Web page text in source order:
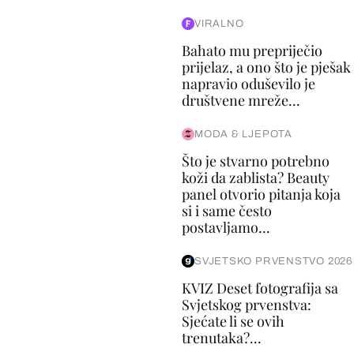
VIRALNO
Bahato mu prepriječio
prijelaz, a ono što je pješak
napravio oduševilo je
društvene mreže...
MODA & LJEPOTA
Što je stvarno potrebno
koži da zablista? Beauty
panel otvorio pitanja koja
si i same često
postavljamo...
SVJETSKO PRVENSTVO 2026
KVIZ Deset fotografija sa
Svjetskog prvenstva:
Sjećate li se ovih
trenutaka?...